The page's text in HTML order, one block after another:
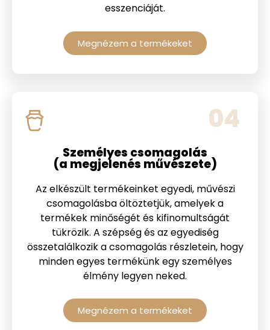
esszenciáját.
Megnézem a termékeket
04
Személyes csomagolás
(a megjelenés művészete)
Az elkészült termékeinket egyedi, művészi
csomagolásba öltöztetjük, amelyek a
termékek minőségét és kifinomultságát
tükrözik. A szépség és az egyediség
összetalálkozik a csomagolás részletein, hogy
minden egyes termékünk egy személyes
élmény legyen neked.
Megnézem a termékeket